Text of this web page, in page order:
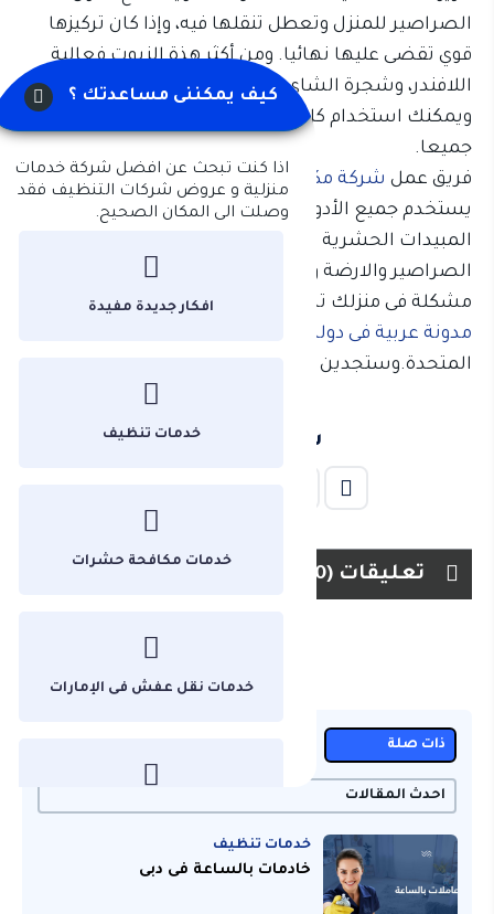
الصراصير للمنزل وتعطل تنقلها فيه، وإذا كان تركيزها
قوي تقضى عليها نهائيا. ومن أكثر هذة الزيوت فعالية
اللافندر، وشجرة الشاي، والنعناع، والأوكالبتوس،
ويمكنك استخدام كل زيت على حدة، أو استخدامها
جميعا.
فريق عمل شركة مكافحة حشرات فى خورفكانمحترف
يستخدم جميع الأدوات الحديثة والمتطورة،خبرة بأنواع
المبيدات الحشرية المناسبة لكافة الحشرات مثل
الصراصير والارضة والبق والفئران والذباب. إذا واجهتى اى
مشكلة فى منزلك تصفحى عزيزتى مدونة الرغد افضل
مدونة عربية فى دولة الإمارات
المتحدة.وستجدين الحل إن شاء الله.
شارك المقال:
تعليقات (0)
ذات صلة
احدث المقالات
خدمات تنظيف
خادمات بالساعة فى دبى
كيف يمكننى مساعدتك ؟
اذا كنت تبحث عن افضل شركة خدمات
منزلية و عروض شركات التنظيف فقد
وصلت الى المكان الصحيح.
افكار جديدة مفيدة
خدمات تنظيف
خدمات مكافحة حشرات
خدمات نقل عفش فى الإمارات
غير مصنف